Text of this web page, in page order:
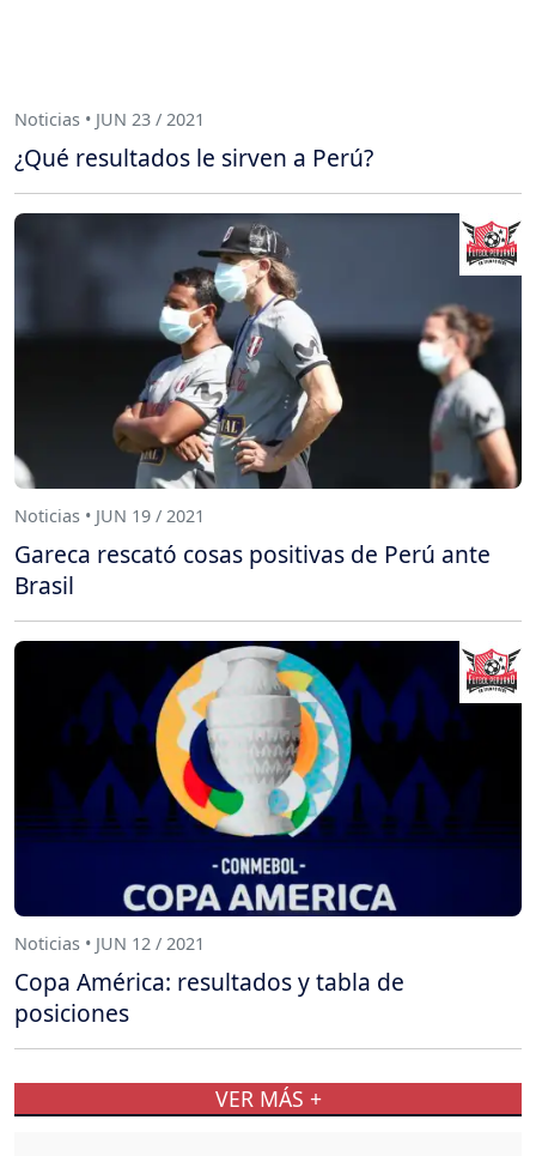
Noticias • JUN 23 / 2021
¿Qué resultados le sirven a Perú?
Noticias • JUN 19 / 2021
Gareca rescató cosas positivas de Perú ante
Brasil
Noticias • JUN 12 / 2021
Copa América: resultados y tabla de
posiciones
VER MÁS +